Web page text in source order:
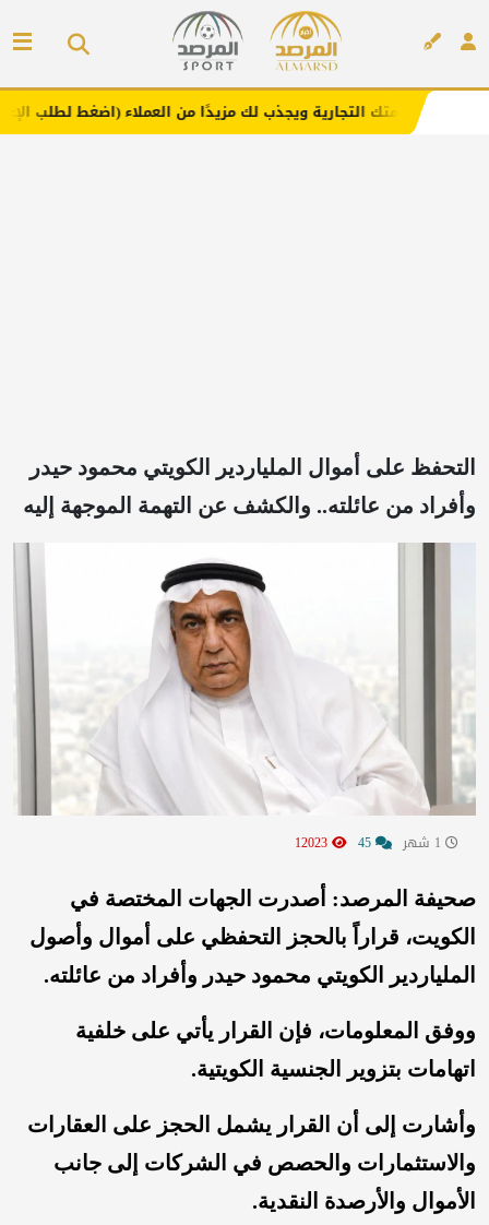
ويجذب لك مزيدًا من العملاء (اضغط لطلب الإعلان)
التحفظ على أموال الملياردير الكويتي محمود حيدر
وأفراد من عائلته.. والكشف عن التهمة الموجهة إليه
صحيفة المرصد: أصدرت الجهات المختصة في
الكويت، قراراً بالحجز التحفظي على أموال وأصول
الملياردير الكويتي محمود حيدر وأفراد من عائلته.
ووفق المعلومات، فإن القرار يأتي على خلفية
اتهامات بتزوير الجنسية الكويتية.
وأشارت إلى أن القرار يشمل الحجز على العقارات
والاستثمارات والحصص في الشركات إلى جانب
الأموال والأرصدة النقدية.